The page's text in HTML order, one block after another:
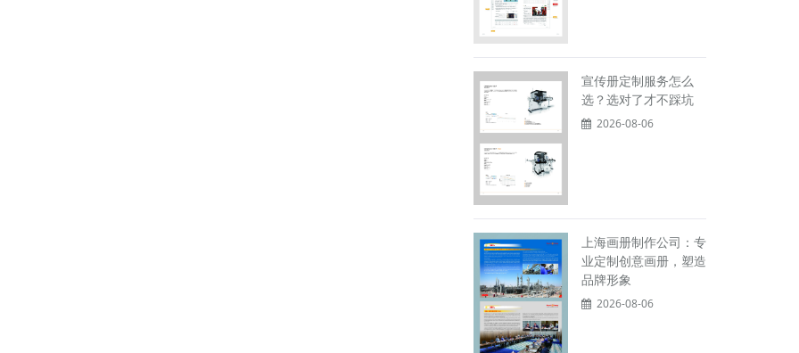
宣传册定制服务怎么
选？选对了才不踩坑
2026-08-06
上海画册制作公司：专
业定制创意画册，塑造
品牌形象
2026-08-06